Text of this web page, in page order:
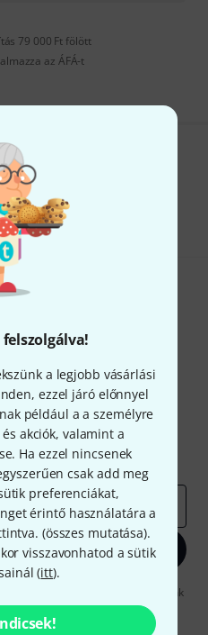
a legjobb vásárlási
ezzel járó előnnyel
például a a személyre
akciók, valamint a
Ha ezzel nincsenek
csak add meg
preferenciákat,
érintő használatára a
(összes mutatása).
visszavonhatod a sütik
(itt).
79 000 Ft fölött
az ÁFÁ-t
látsz?
Súgó & Visszajelzések
hírlevél
hírlevelére, és kis
a50 egyenként50 € értékű
Akciók Thomann
elfogadja, hogy e-mailben küldjünk
erről. A hírlevélről további
guideline